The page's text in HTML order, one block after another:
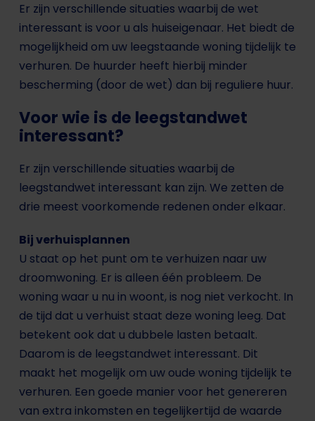
Er zijn verschillende situaties waarbij de wet
interessant is voor u als huiseigenaar. Het biedt de
mogelijkheid om uw leegstaande woning tijdelijk te
verhuren. De huurder heeft hierbij minder
bescherming (door de wet) dan bij reguliere huur.
Voor wie is de leegstandwet
interessant?
Er zijn verschillende situaties waarbij de
leegstandwet interessant kan zijn. We zetten de
drie meest voorkomende redenen onder elkaar.
Bij verhuisplannen
U staat op het punt om te verhuizen naar uw
droomwoning. Er is alleen één probleem. De
woning waar u nu in woont, is nog niet verkocht. In
de tijd dat u verhuist staat deze woning leeg. Dat
betekent ook dat u dubbele lasten betaalt.
Daarom is de leegstandwet interessant. Dit
maakt het mogelijk om uw oude woning tijdelijk te
verhuren. Een goede manier voor het genereren
van extra inkomsten en tegelijkertijd de waarde